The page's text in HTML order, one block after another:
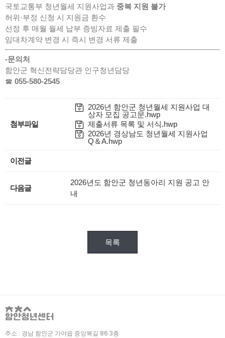
국토교통부 청년월세 지원사업과 중복 지원 불가
허위·부정 신청 시 지원금 환수
선정 후 매월 월세 납부 증빙자료 제출 필수
임대차계약 변경 시 즉시 변경 서류 제출
-문의처
함안군 혁신전략담당관 인구청년담당
☎ 055-580-2545
첨부파일
2026년 함안군 청년월세 지원사업 대
상자 모집 공고문.hwp
제출서류 목록 및 서식.hwp
2026년 경상남도 청년월세 지원사업
Q＆A.hwp
이전글
다음글
2026년도 함안군 청년동아리 지원 공고 안
내
목록
주소 : 경남 함안군 가야읍 중앙북길 86 3층